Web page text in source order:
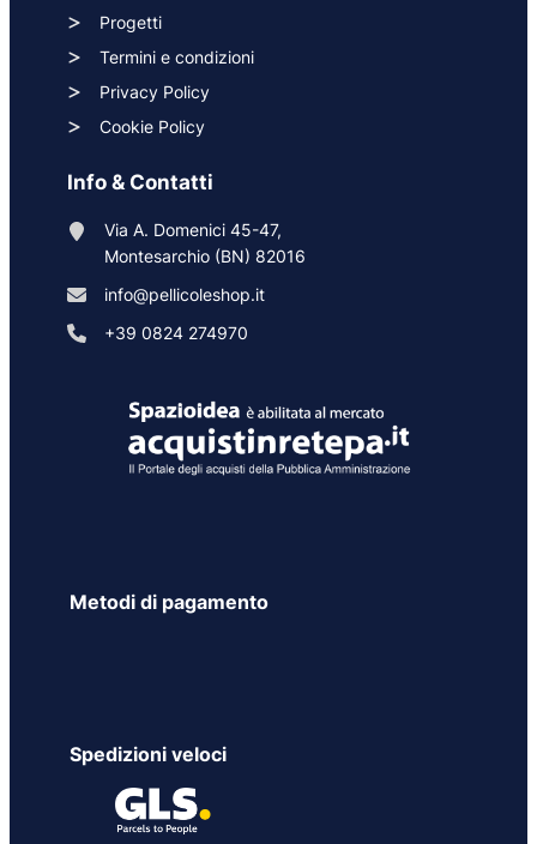
Progetti
Termini e condizioni
Privacy Policy
Cookie Policy
Info & Contatti
Via A. Domenici 45-47,
Montesarchio (BN) 82016
info@pellicoleshop.it
+39 0824 274970
Metodi di pagamento
Spedizioni veloci